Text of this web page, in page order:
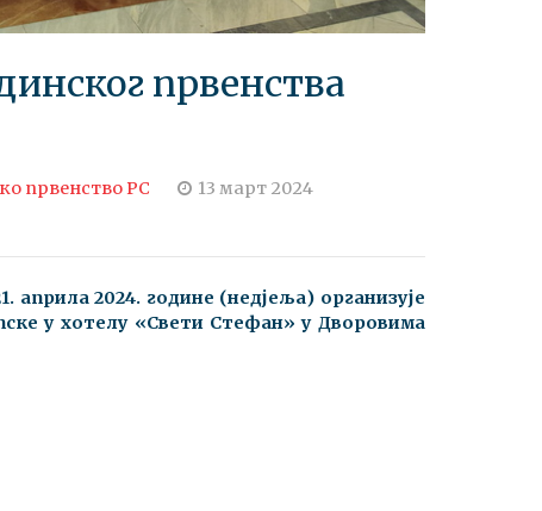
првенства
првенство РС
13 март 2024
. априла 2024. године (недјеља) организује
у хотелу «Свети Стефан» у Дворовима